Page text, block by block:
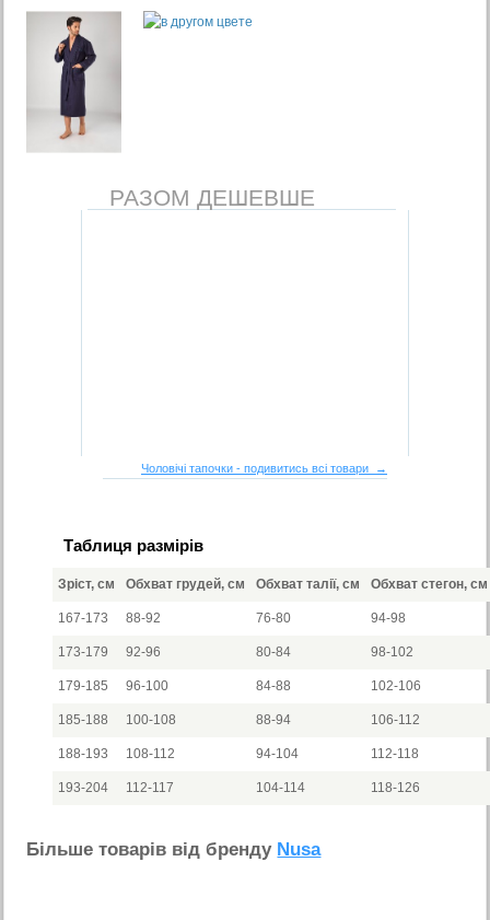
РАЗОМ ДЕШЕВШЕ
Чоловічі тапочки - подивитись всі товари →
Таблиця размірів
Зріст, см Обхват грудей, см Обхват талії, см Обхват стегон, см
167-173 88-92 76-80 94-98
173-179 92-96 80-84 98-102
179-185 96-100 84-88 102-106
185-188 100-108 88-94 106-112
188-193 108-112 94-104 112-118
193-204 112-117 104-114 118-126
Бiльше товарiв вiд бренду Nusa